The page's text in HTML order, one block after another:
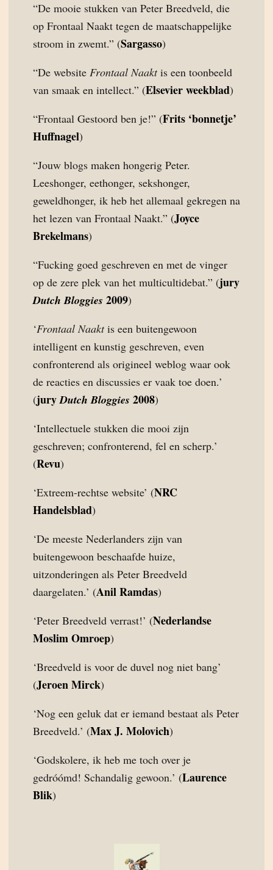
“De mooie stukken van Peter Breedveld, die
op Frontaal Naakt tegen de maatschappelijke
stroom in zwemt.” (Sargasso)
“De website Frontaal Naaktis een toonbeeld
van smaak en intellect.” (Elsevier weekblad)
“Frontaal Gestoord ben je!” (Frits ‘bonnetje’
Huffnagel)
“Jouw blogs maken hongerig Peter.
Leeshonger, eethonger, sekshonger,
geweldhonger, ik heb het allemaal gekregen na
het lezen van Frontaal Naakt.” (Joyce
Brekelmans)
“Fucking goed geschreven en met de vinger
op de zere plek van het multicultidebat.” (jury
Dutch Bloggies 2009)
‘Frontaal Naaktis een buitengewoon
intelligent en kunstig geschreven, even
confronterend als origineel weblog waar ook
de reacties en discussies er vaak toe doen.’
(juryDutch Bloggies 2008)
‘Intellectuele stukken die mooi zijn
geschreven; confronterend, fel en scherp.’
(Revu)
‘Extreem-rechtse website’ (NRC
Handelsblad)
‘De meeste Nederlanders zijn van
buitengewoon beschaafde huize,
uitzonderingen als Peter Breedveld
daargelaten.’ (Anil Ramdas)
‘Peter Breedveld verrast!’ (Nederlandse
Moslim Omroep)
‘Breedveld is voor de duvel nog niet bang’
(Jeroen Mirck)
‘Nog een geluk dat er iemand bestaat als Peter
Breedveld.’ (Max J. Molovich)
‘Godskolere, ik heb me toch over je
gedróómd! Schandalig gewoon.’ (Laurence
Blik)